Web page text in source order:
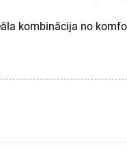
kombinācija no